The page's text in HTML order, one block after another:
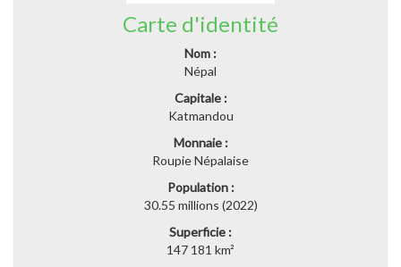
Carte d'identité
Nom :
Népal
Capitale :
Katmandou
Monnaie :
Roupie Népalaise
Population :
30.55 millions (2022)
Superficie :
147 181 km²